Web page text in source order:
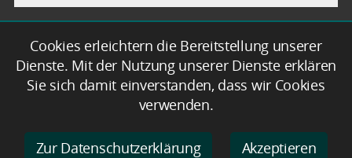
Cookies erleichtern die Bereitstellung unserer
Dienste. Mit der Nutzung unserer Dienste erklären
Sie sich damit einverstanden, dass wir Cookies
verwenden.
Zur Datenschutzerklärung Akzeptieren